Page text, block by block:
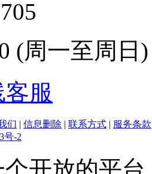
(周一至周日)
服
们 | 信息删除 | 联系方式 | 服务条款
号-2